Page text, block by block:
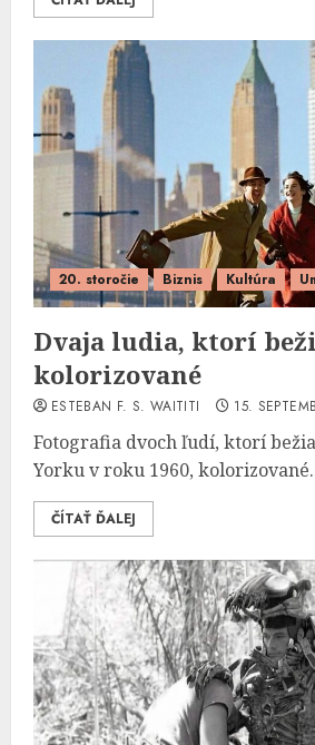
20. storočie Biznis Kultúra
Dvaja ludia, ktorí
kolorizované
ESTEBAN F. S. WAITITI 15.
Fotografia dvoch ľudí, ktorí
Yorku v roku 1960,
ČÍTAŤ ĎALEJ